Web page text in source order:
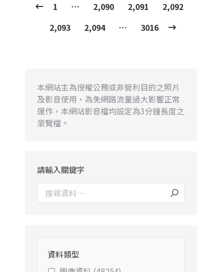
1 … 2,090 2,091
2,092
2,093
2,094 … 3016
本網站主為授權公務或非營利目的之照片
及影音使用，為免網路流量過大影響正常
運作，本網站影音檔均設定為3分鐘長度之
瀏覽檔。
請輸入關鍵字
資料類型